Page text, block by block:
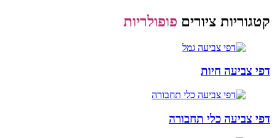
קטגוריות ציורים פופולריות
דפי צביעה חיות
דפי צביעה כלי תחבורה